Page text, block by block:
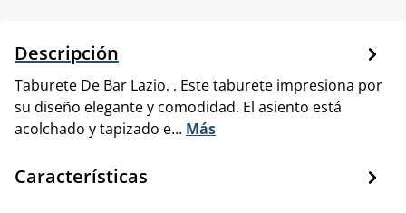
Descripción
Taburete De Bar Lazio. . Este taburete impresiona por
su diseño elegante y comodidad. El asiento está
acolchado y tapizado e… Más
Características